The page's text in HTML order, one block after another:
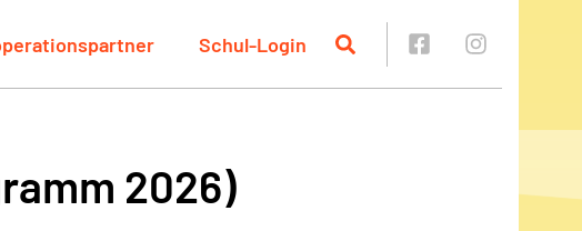
Schul-Login
2026)